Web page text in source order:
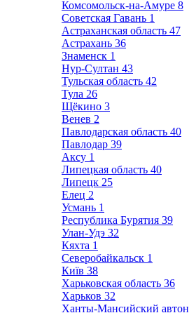
Комсомольск-на-Амуре 8
Советская Гавань 1
Астраханская область 47
Астрахань 36
Знаменск 1
Нур-Султан 43
Тульская область 42
Тула 26
Щёкино 3
Венев 2
Павлодарская область 40
Павлодар 39
Аксу 1
Липецкая область 40
Липецк 25
Елец 2
Усмань 1
Республика Бурятия 39
Улан-Удэ 32
Кяхта 1
Северобайкальск 1
Київ 38
Харьковская область 36
Харьков 32
Ханты-Мансийский